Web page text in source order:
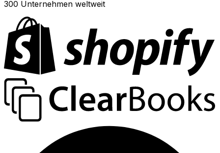
300 Unternehmen weltweit